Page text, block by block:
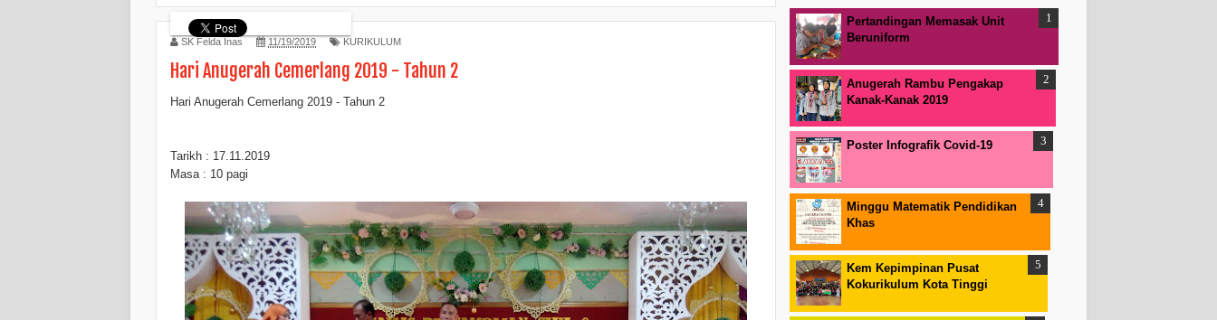
SK Felda Inas 11/19/2019 KURIKULUM
Hari Anugerah Cemerlang 2019 - Tahun 2
Hari Anugerah Cemerlang 2019 - Tahun 2
Tarikh : 17.11.2019
Masa : 10 pagi
Pertandingan Memasak Unit
Beruniform
Anugerah Rambu Pengakap
Kanak-Kanak 2019
Poster Infografik Covid-19
Minggu Matematik Pendidikan
Khas
Kem Kepimpinan Pusat
Kokurikulum Kota Tinggi